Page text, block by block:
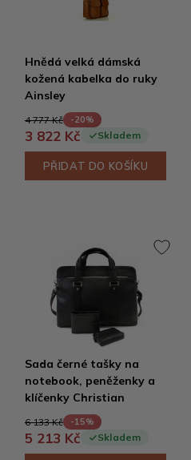
Hnědá velká dámská
kožená kabelka do ruky
Ainsley
4 777 Kč -20%
3 822 Kč Skladem
PŘIDAT DO KOŠÍKU
Sada černé tašky na
notebook, peněženky a
klíčenky Christian
6 133 Kč -15%
5 213 Kč Skladem